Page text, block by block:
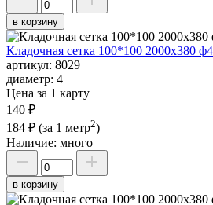
в корзину
Кладочная сетка 100*100 2000х380
артикул: 8029
диаметр: 4
Цена за 1 карту
140 ₽
184 ₽ (за 1 метр2)
Наличие: много
в корзину